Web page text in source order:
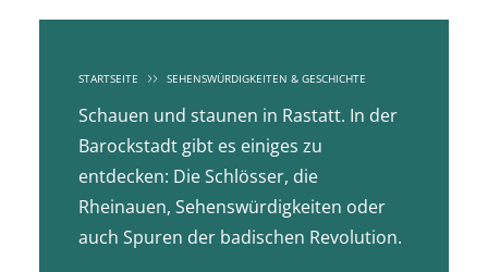
STARTSEITE SEHENSWÜRDIGKEITEN & GESCHICHTE
Schauen und staunen in Rastatt. In der
Barockstadt gibt es einiges zu
entdecken: Die Schlösser, die
Rheinauen, Sehenswürdigkeiten oder
auch Spuren der badischen Revolution.